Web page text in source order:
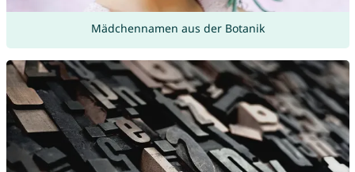
Mädchennamen aus der Botanik